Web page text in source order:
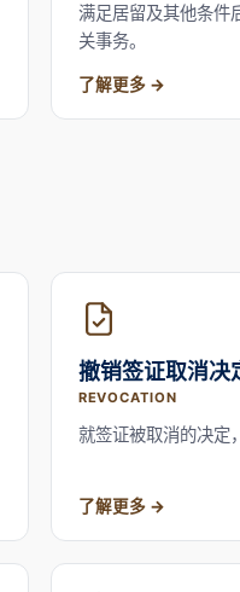
满足居留及其他条件
关事务。
了解更多
撤销签证取消决
REVOCATION
就签证被取消的决定
了解更多